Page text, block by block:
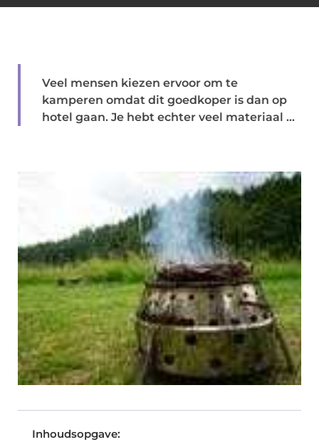
Veel mensen kiezen ervoor om te
kamperen omdat dit goedkoper is dan op
hotel gaan. Je hebt echter veel materiaal ...
Inhoudsopgave: